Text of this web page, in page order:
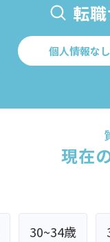
転
個人情報な
現在
30~34歳